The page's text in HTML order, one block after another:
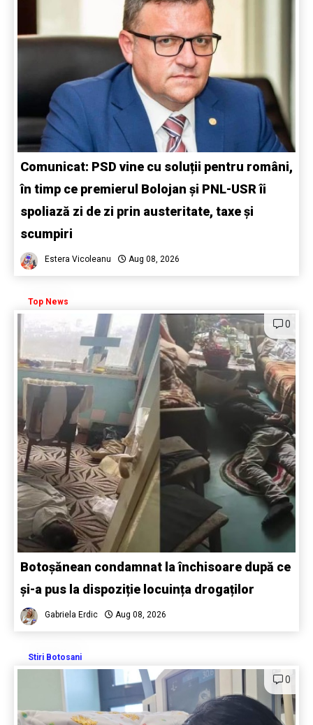
Comunicat: PSD vine cu soluții pentru români,
în timp ce premierul Bolojan și PNL-USR îi
spoliază zi de zi prin austeritate, taxe și
scumpiri
Estera Vicoleanu Aug 08, 2026
Top News
0
Botoșănean condamnat la închisoare după ce
și-a pus la dispoziție locuința drogaților
Gabriela Erdic Aug 08, 2026
Stiri Botosani
0